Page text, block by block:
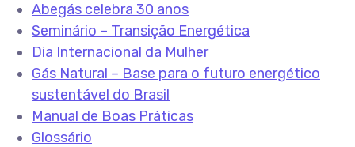
Abegás celebra 30 anos
Seminário – Transição Energética
Dia Internacional da Mulher
Gás Natural – Base para o futuro energético
sustentável do Brasil
Manual de Boas Práticas
Glossário